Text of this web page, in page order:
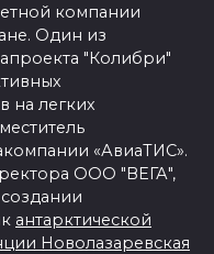
компании
Один из
"Колибри"
на легких
«АвиаТИС».
ООО "ВЕГА",
антарктической
Новолазаревская